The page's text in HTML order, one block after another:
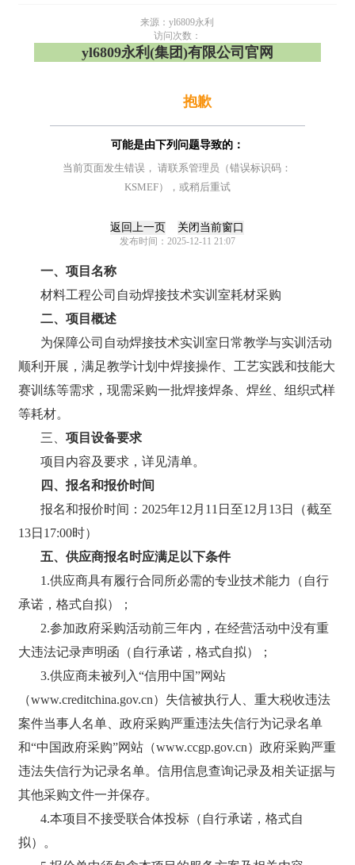
来源：yl6809永利
访问次数：
yl6809永利(集团)有限公司官网
抱歉
可能是由下列问题导致的：
当前页面发生错误， 请联系管理员（错误标识码：
KSMEF），或稍后重试
发布时间：2025-12-11 21:07
一、项目名称
材料工程公司 自动焊接技术实训室耗材采购
二、项目概述
为保障公司自动焊接技术实训室日常教学与实训活动
顺利开展，满足教学计划中焊接操作、工艺实践和技能大
赛训练等需求， 现需采购一批焊接焊条、焊丝、组织式样
等耗材。
三、 项目 设备要求
项目内容及要求，详见清单。
四、报名和报价时间
报名和报价时间： 2025年12 月 11 日至12 月 13日（截至
13日 17:00时）
五、供应商报名时应满足以下条件
1.供应商具有履行合同所必需的专业技术能力（自行
承诺，格式自拟）；
2.参加政府采购活动前三年内，在经营活动中没有重
大违法记录声明函（自行承诺，格式自拟）；
3.供应商未被列入“信用中国”网站
（www.creditchina.gov.cn）失信被执行人、重大税收违法
案件当事人名单、政府采购严重违法失信行为记录名单
和“中国政府采购”网站（www.ccgp.gov.cn）政府采购严重
违法失信行为记录名单。信用信息查询记录及相关证据与
其他采购文件一并保存。
4.本项目不接受联合体投标（自行承诺，格式自
拟）。